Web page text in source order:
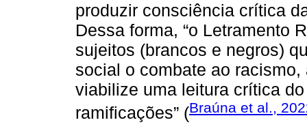
produzir consciência crítica
Dessa forma, “o Letramento
sujeitos (brancos e negros)
social o combate ao
viabilize uma leitura crítica
ramificações” (Braúna et al.,